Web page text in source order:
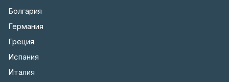
Болгария
Германия
Греция
Испания
Италия